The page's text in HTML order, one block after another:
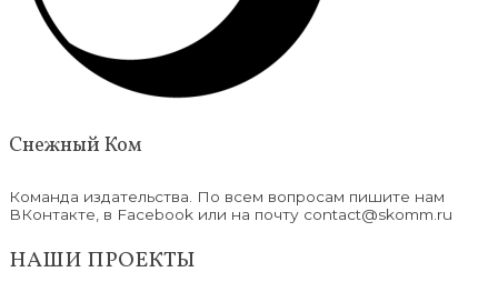
Снежный Ком
Команда издательства. По всем вопросам пишите нам
ВКонтакте, в Facebook или на почту contact@skomm.ru
НАШИ ПРОЕКТЫ